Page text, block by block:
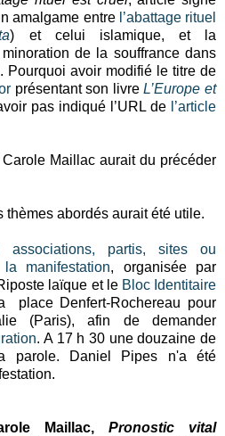
amalgame entre l’abattage rituel
) et celui islamique, et la
de la souffrance dans
Pourquoi avoir modifié le titre de
présentant son livreL’Europe et
pas indiqué l’URL de l’article
Maillac aurait du précéder
thèmes abordés aurait été utile.
associations, partis, sites ou
manifestation, organisée par
laïque et le Bloc Identitaire
Denfert-Rochereau pour
(Paris), afin de demander
. A 17 h 30 une douzaine de
parole. Daniel Pipes n'a été
Maillac, Pronostic vital